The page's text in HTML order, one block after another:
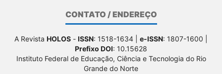
CONTATO / ENDEREÇO
A Revista HOLOS - ISSN: 1518-1634 | e-ISSN: 1807-1600 |
Prefixo DOI: 10.15628
Instituto Federal de Educação, Ciência e Tecnologia do Rio
Grande do Norte